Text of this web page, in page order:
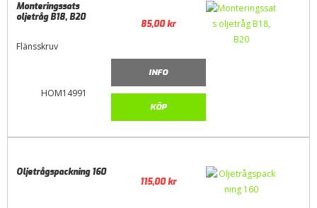
HOM14991
Monteringssats
oljetråg B18, B20
Flänsskruv
85,00kr
INFO
KÖP
Oljetrågspackning 160
115,00kr